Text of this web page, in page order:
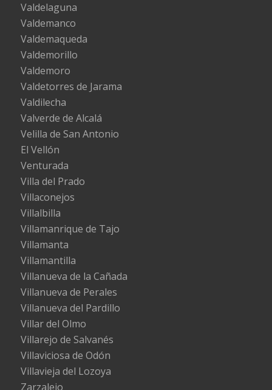
Valdelaguna
Valdemanco
Valdemaqueda
Valdemorillo
Valdemoro
Valdetorres de Jarama
Valdilecha
Valverde de Alcalá
Velilla de San Antonio
El Vellón
Venturada
Villa del Prado
Villaconejos
Villalbilla
Villamanrique de Tajo
Villamanta
Villamantilla
Villanueva de la Cañada
Villanueva de Perales
Villanueva del Pardillo
Villar del Olmo
Villarejo de Salvanés
Villaviciosa de Odón
Villavieja del Lozoya
Zarzalejo